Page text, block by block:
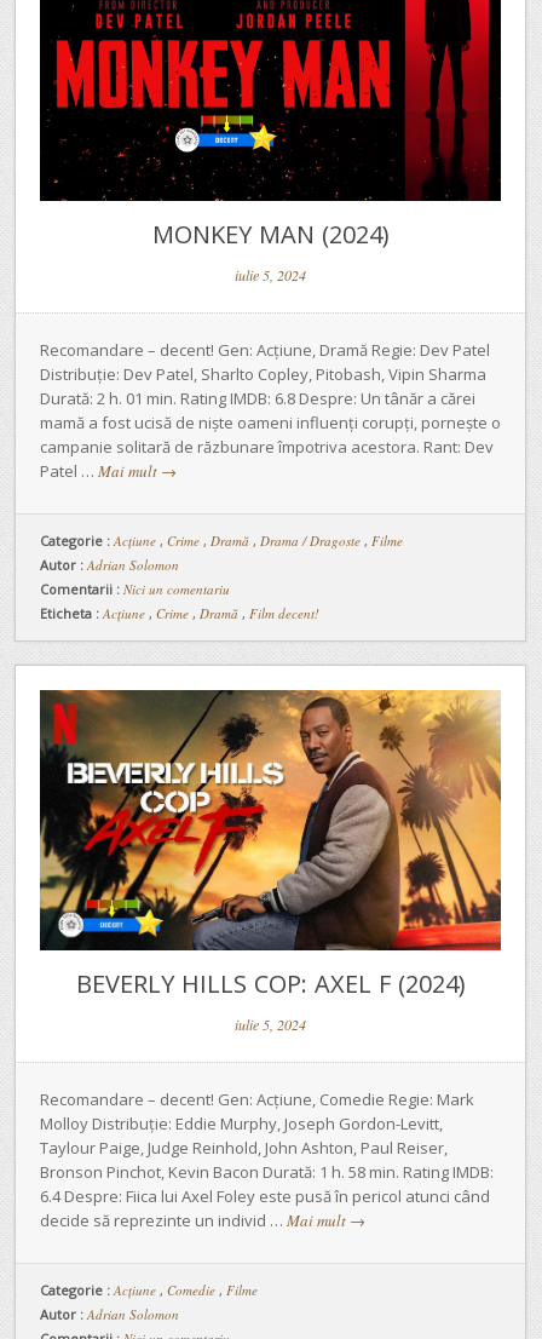
MONKEY MAN (2024)
iulie 5, 2024
Recomandare – decent! Gen: Acțiune, Dramă Regie: Dev Patel
Distribuție: Dev Patel, Sharlto Copley, Pitobash, Vipin Sharma
Durată: 2 h. 01 min. Rating IMDB: 6.8 Despre: Un tânăr a cărei
mamă a fost ucisă de niște oameni influenți corupți, pornește o
campanie solitară de răzbunare împotriva acestora. Rant: Dev
Patel … Mai mult →
Categorie : Acţiune , Crime , Dramă , Drama / Dragoste , Filme
Autor : Adrian Solomon
Comentarii : Nici un comentariu
Eticheta : Acțiune , Crime , Dramă , Film decent!
BEVERLY HILLS COP: AXEL F (2024)
iulie 5, 2024
Recomandare – decent! Gen: Acțiune, Comedie Regie: Mark
Molloy Distribuție: Eddie Murphy, Joseph Gordon-Levitt,
Taylour Paige, Judge Reinhold, John Ashton, Paul Reiser,
Bronson Pinchot, Kevin Bacon Durată: 1 h. 58 min. Rating IMDB:
6.4 Despre: Fiica lui Axel Foley este pusă în pericol atunci când
decide să reprezinte un individ … Mai mult →
Categorie : Acţiune , Comedie , Filme
Autor : Adrian Solomon